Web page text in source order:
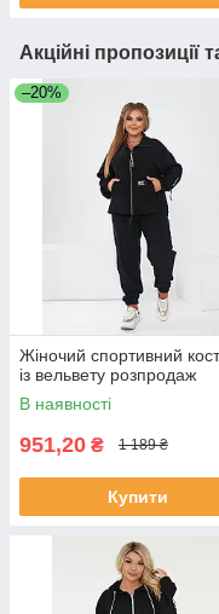
Акційні пропозиції
–20%
Жіночий спортивний
із вельвету розпродаж
В наявності
951,20 ₴ 1 189 ₴
Купити